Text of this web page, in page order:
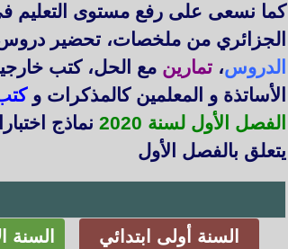
كما نسعى على رفع مستوى التعليم
الجزائري من ملخصات، تحضير
الدروس، تمارين مع الحل، كتب
الأساتذة و المعلمين كالمذكرات و
الفصل الأول لسنة 2020
نماذج
يتعلق بالفصل الأول
السنة أولى ابتدائي
السنة